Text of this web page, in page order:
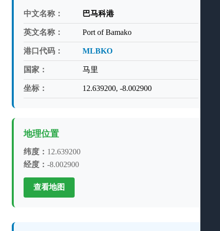
中文名称： 巴马科港
英文名称： Port of Bamako
港口代码： MLBKO
国家： 马里
坐标： 12.639200, -8.002900
地理位置
纬度： 12.639200
经度： -8.002900
查看地图